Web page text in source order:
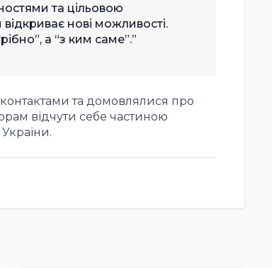
та цільовою
нові можливості.
а “з ким саме”.
та домовлялися про
відчути себе частиною